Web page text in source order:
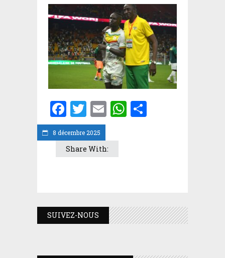
8 décembre 2025
Facebook
Twitter
EmailWhatsApp
Share With:
SUIVEZ-NOUS